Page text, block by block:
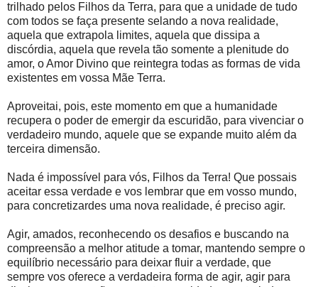
trilhado pelos Filhos da Terra, para que a unidade de tudo
com todos se faça presente selando a nova realidade,
aquela que extrapola limites, aquela que dissipa a
discórdia, aquela que revela tão somente a plenitude do
amor, o Amor Divino que reintegra todas as formas de vida
existentes em vossa Mãe Terra.
Aproveitai, pois, este momento em que a humanidade
recupera o poder de emergir da escuridão, para vivenciar o
verdadeiro mundo, aquele que se expande muito além da
terceira dimensão.
Nada é impossível para vós, Filhos da Terra! Que possais
aceitar essa verdade e vos lembrar que em vosso mundo,
para concretizardes uma nova realidade, é preciso agir.
Agir, amados, reconhecendo os desafios e buscando na
compreensão a melhor atitude a tomar, mantendo sempre o
equilíbrio necessário para deixar fluir a verdade, que
sempre vos oferece a verdadeira forma de agir, agir para